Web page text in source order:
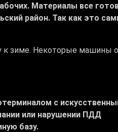
Материалы все
район. Так как это
к зиме. Некоторые машины
с
или нарушении ПДД
базу.